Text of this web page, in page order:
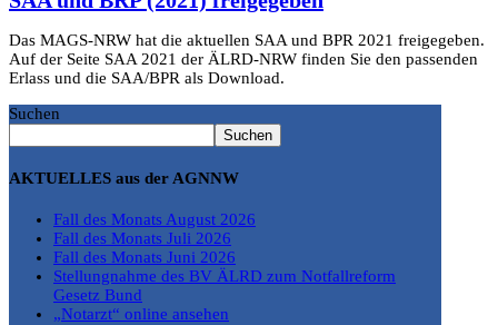
Das MAGS-NRW hat die aktuellen SAA und BPR 2021 freigegeben.
Auf der Seite SAA 2021 der ÄLRD-NRW finden Sie den passenden
Erlass und die SAA/BPR als Download.
Suchen
Suchen
AKTUELLES aus der AGNNW
Fall des Monats August 2026
Fall des Monats Juli 2026
Fall des Monats Juni 2026
Stellungnahme des BV ÄLRD zum Notfallreform
Gesetz Bund
„Notarzt“ online ansehen